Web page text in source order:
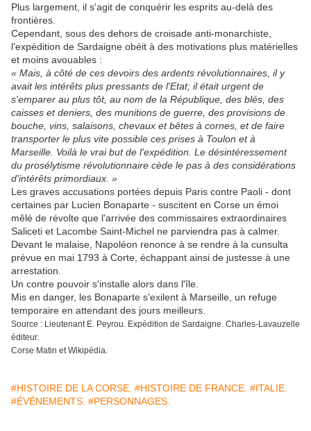
Plus largement, il s'agit de conquérir les esprits au-delà des
frontières.
Cependant, sous des dehors de croisade anti-monarchiste,
l'expédition de Sardaigne obéit à des motivations plus matérielles
et moins avouables :
« Mais, à côté de ces devoirs des ardents révolutionnaires, il y
avait les intérêts plus pressants de l'Etat; il était urgent de
s'emparer au plus tôt, au nom de la République, des blés, des
caisses et deniers, des munitions de guerre, des provisions de
bouche, vins, salaisons, chevaux et bêtes à cornes, et de faire
transporter le plus vite possible ces prises à Toulon et à
Marseille. Voilà le vrai but de l'expédition. Le désintéressement
du prosélytisme révolutionnaire cède le pas à des considérations
d'intérêts primordiaux. »
Les graves accusations portées depuis Paris contre Paoli - dont
certaines par Lucien Bonaparte - suscitent en Corse un émoi
mêlé de révolte que l'arrivée des commissaires extraordinaires
Saliceti et Lacombe Saint-Michel ne parviendra pas à calmer.
Devant le malaise, Napoléon renonce à se rendre à la cunsulta
prévue en mai 1793 à Corte, échappant ainsi de justesse à une
arrestation.
Un contre pouvoir s'installe alors dans l'île.
Mis en danger, les Bonaparte s'exilent à Marseille, un refuge
temporaire en attendant des jours meilleurs.
Source : Lieutenant E. Peyrou. Expédition de Sardaigne. Charles-Lavauzelle
éditeur.
Corse Matin et Wikipédia.
#HISTOIRE DE LA CORSE. #HISTOIRE DE FRANCE. #ITALIE.
#ÉVÉNEMENTS. #PERSONNAGES.